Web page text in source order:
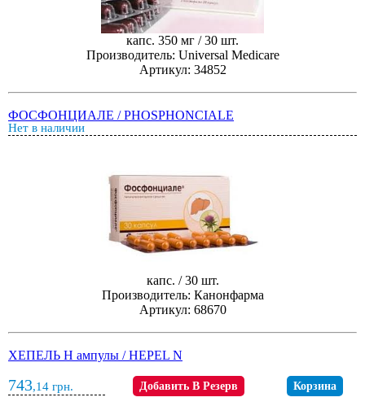
капс. 350 мг / 30 шт.
Производитель: Universal Medicare
Артикул: 34852
ФОСФОНЦИАЛЕ / PHOSPHONCIALE
Нет в наличии
капс. / 30 шт.
Производитель: Канонфарма
Артикул: 68670
ХЕПЕЛЬ Н ампулы / HEPEL N
743,14 грн. Добавить В Резерв Корзина